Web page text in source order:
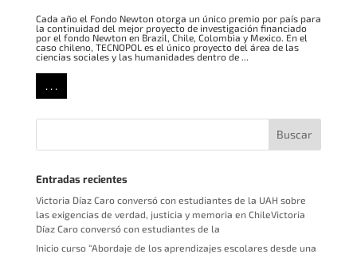
Cada año el Fondo Newton otorga un único premio por país para
la continuidad del mejor proyecto de investigación financiado
por el fondo Newton en Brazil, Chile, Colombia y Mexico. En el
caso chileno, TECNOPOL es el único proyecto del área de las
ciencias sociales y las humanidades dentro de ...
. . .
Entradas recientes
Victoria Díaz Caro conversó con estudiantes de la UAH sobre
las exigencias de verdad, justicia y memoria en ChileVictoria
Díaz Caro conversó con estudiantes de la
Inicio curso “Abordaje de los aprendizajes escolares desde una